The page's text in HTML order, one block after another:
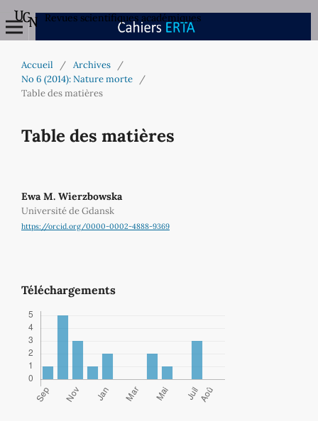
Revues scientifiques académiques
Accueil / Archives
/
No 6 (2014): Nature morte
/
Table des matières
Table des matières
Ewa M. Wierzbowska
Université de Gdansk
https://orcid.org/0000-0002-4888-9369
Téléchargements